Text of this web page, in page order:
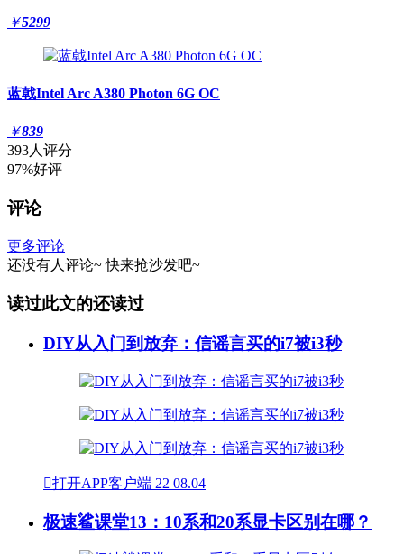
￥5299
蓝戟Intel Arc A380 Photon 6G OC
￥839
393人评分
97%好评
评论
更多评论
还没有人评论~ 快来抢沙发吧~
读过此文的还读过
DIY从入门到放弃：信谣言买的i7被i3秒
打开APP客户端 22 08.04
极速鲨课堂13：10系和20系显卡区别在哪？